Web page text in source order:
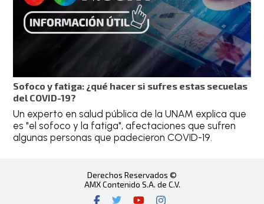
Sofoco y fatiga: ¿qué hacer si sufres estas secuelas
del COVID-19?
Un experto en salud pública de la UNAM explica que
es "el sofoco y la fatiga", afectaciones que sufren
algunas personas que padecieron COVID-19.
Derechos Reservados ©
AMX Contenido S.A. de C.V.